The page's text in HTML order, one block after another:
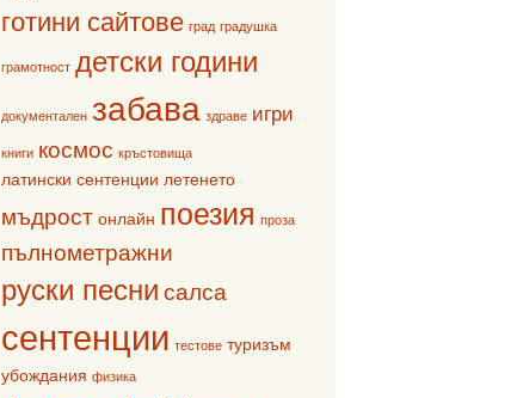
готини сайтове град градушка
грамотност детски години
документален забава здраве игри
книги космос кръстовища
латински сентенции летенето
мъдрост онлайн поезия проза
пълнометражни
руски песни салса
сентенции тестове туризъм
убождания физика